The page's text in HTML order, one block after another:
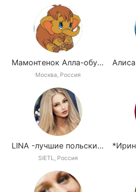
Мамонтенок Алла-обувь Woopy, Ugg
Москва, Россия
LINA -лучшие польские марки одежды
SIETL, Россия